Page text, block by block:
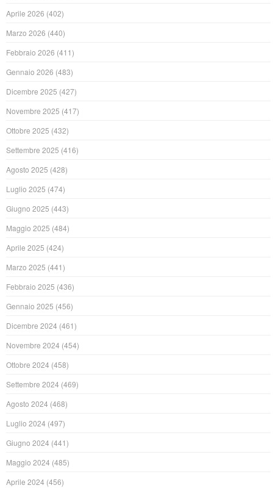
Aprile 2026 (402)
Marzo 2026 (440)
Febbraio 2026 (411)
Gennaio 2026 (483)
Dicembre 2025 (427)
Novembre 2025 (417)
Ottobre 2025 (432)
Settembre 2025 (416)
Agosto 2025 (428)
Luglio 2025 (474)
Giugno 2025 (443)
Maggio 2025 (484)
Aprile 2025 (424)
Marzo 2025 (441)
Febbraio 2025 (436)
Gennaio 2025 (456)
Dicembre 2024 (461)
Novembre 2024 (454)
Ottobre 2024 (458)
Settembre 2024 (469)
Agosto 2024 (468)
Luglio 2024 (497)
Giugno 2024 (441)
Maggio 2024 (485)
Aprile 2024 (456)